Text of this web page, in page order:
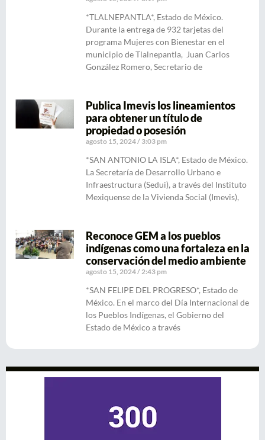
*TLALNEPANTLA*, Estado de México.
Durante la entrega de 932 tarjetas del
programa Mujeres con Bienestar en el
municipio de Tlalnepantla, Juan Carlos
González Romero, Secretario de
Publica Imevis los lineamientos
para obtener un título de
propiedad o posesión
agosto 15, 2024 3:03 pm
*SAN ANTONIO LA ISLA*, Estado de México.
La Secretaría de Desarrollo Urbano e
Infraestructura (Sedui), a través del Instituto
Mexiquense de la Vivienda Social (Imevis),
Reconoce GEM a los pueblos
indígenas como una fortaleza en la
conservación del medio ambiente
agosto 15, 2024 2:43 pm
*SAN FELIPE DEL PROGRESO*, Estado de
México. En el marco del Día Internacional de
los Pueblos Indígenas, el Gobierno del
Estado de México a través